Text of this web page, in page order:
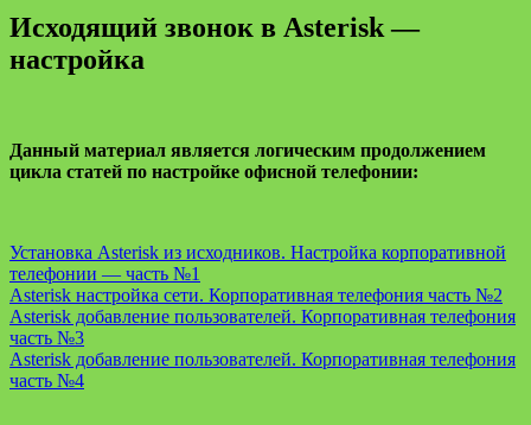
Исходящий звонок в Asterisk —
настройка
Данный материал является логическим продолжением
цикла статей по настройке офисной телефонии:
Установка Asterisk из исходников. Настройка корпоративной
телефонии — часть №1
Asterisk настройка сети. Корпоративная телефония часть №2
Asterisk добавление пользователей. Корпоративная телефония
часть №3
Asterisk добавление пользователей. Корпоративная телефония
часть №4